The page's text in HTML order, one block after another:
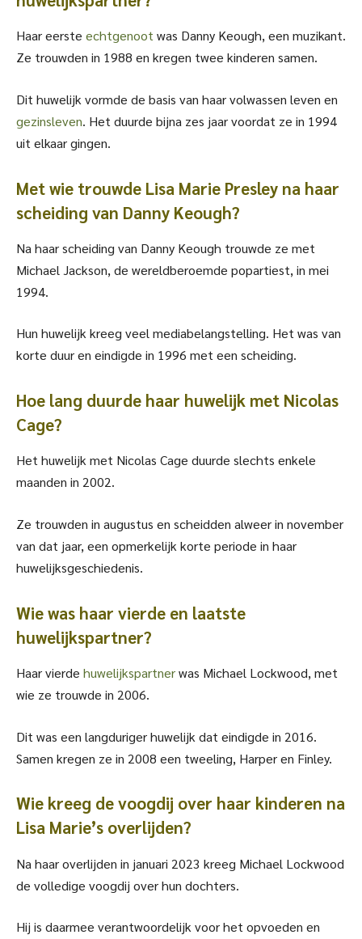
Haar eerste echtgenootwas Danny Keough, een muzikant.
Ze trouwden in 1988 en kregen twee kinderen samen.
Dit huwelijk vormde de basis van haar volwassen leven en
gezinsleven. Het duurde bijna zes jaar voordat ze in 1994
uit elkaar gingen.
Met wie trouwde Lisa Marie Presley na haar
scheiding van Danny Keough?
Na haar scheiding van Danny Keough trouwde ze met
Michael Jackson, de wereldberoemde popartiest, in mei
1994.
Hun huwelijk kreeg veel mediabelangstelling. Het was van
korte duur en eindigde in 1996 met een scheiding.
Hoe lang duurde haar huwelijk met Nicolas
Cage?
Het huwelijk met Nicolas Cage duurde slechts enkele
maanden in 2002.
Ze trouwden in augustus en scheidden alweer in november
van dat jaar, een opmerkelijk korte periode in haar
huwelijksgeschiedenis.
Wie was haar vierde en laatste
huwelijkspartner?
Haar vierde huwelijkspartnerwas Michael Lockwood, met
wie ze trouwde in 2006.
Dit was een langduriger huwelijk dat eindigde in 2016.
Samen kregen ze in 2008 een tweeling, Harper en Finley.
Wie kreeg de voogdij over haar kinderen na
Lisa Marie’s overlijden?
Na haar overlijden in januari 2023 kreeg Michael Lockwood
de volledige voogdij over hun dochters.
Hij is daarmee verantwoordelijk voor het opvoeden en